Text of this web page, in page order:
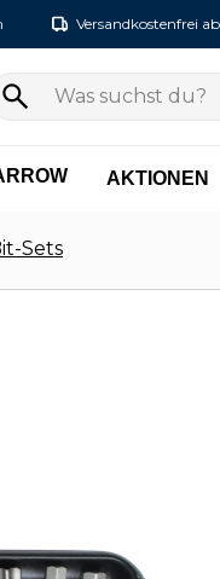
Versandkostenfrei
AKTIONEN
Sets